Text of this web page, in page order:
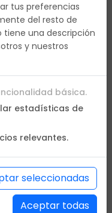
tus preferencias
del resto de
tiene una descripción
y nuestros
básica.
estadísticas de
relevantes.
seleccionadas
Aceptar todas